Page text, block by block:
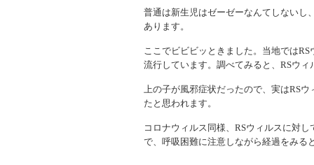
普通は新生児はゼーゼーなんてしないし
あります。
ここでビビビッときました。当地では
流行しています。調べてみると、RSウ
上の子が風邪症状だったので、実はRS
たと思われます。
コロナウィルス同様、RSウィルスに対
で、呼吸困難に注意しながら経過をみる